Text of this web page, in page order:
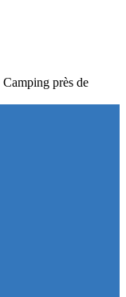
Camping près de